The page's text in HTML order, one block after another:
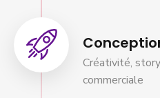
Créativité,
commerciale